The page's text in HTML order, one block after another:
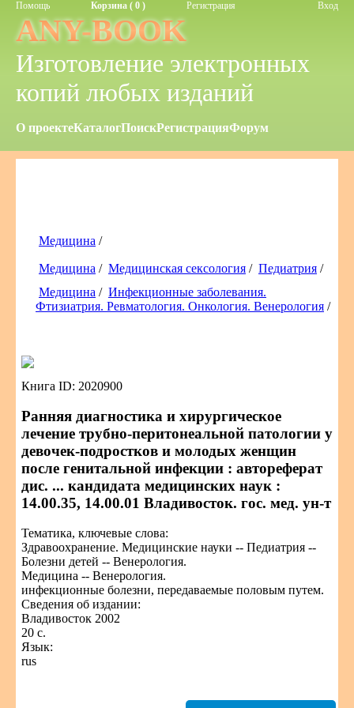
Помощь Корзина ( 0 ) Регистрация Вход
ANY-BOOK
Изготовление электронных
копий любых изданий
О проектеКаталогПоискРегистрацияФорум
Медицина /
Медицина / Медицинская сексология / Педиатрия /
Медицина / Инфекционные заболевания.
Фтизиатрия. Ревматология. Онкология. Венерология /
Книга ID: 2020900
Ранняя диагностика и хирургическое
лечение трубно-перитонеальной патологии у
девочек-подростков и молодых женщин
после генитальной инфекции : автореферат
дис. ... кандидата медицинских наук :
14.00.35, 14.00.01 Владивосток. гос. мед. ун-т
Тематика, ключевые слова:
Здравоохранение. Медицинские науки -- Педиатрия --
Болезни детей -- Венерология.
Медицина -- Венерология.
инфекционные болезни, передаваемые половым путем.
Сведения об издании:
Владивосток 2002
20 с.
Язык:
rus